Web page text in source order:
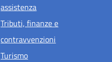
assistenza
Tributi, finanze e
contravvenzioni
Turismo